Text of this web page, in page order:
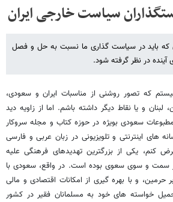
سیاست خارجی ایران
که باید در سیاست گذاری ما نسبت به حل و فصل
در نظر گرفته شود.
که تصور روشنی از مناسبات ایران و سعودی،
و یا نقاط دیگر داشته باشم. اما از زاویه دید
سعودی بویژه در حوزه کتاب و مجله سروکار
های اینترنتی و تلویزیونی در زبان عربی و فارسی
کنم، یکی از بزرگترین تهدیدهای فرهنگی علیه
سمت و سوی سعوی بوده است. در واقع، سعودی با
حرمین، و با بهره گیری از امکانات اقتصادی و مالی
خواسته های خود به مسلمانان فقیر در کشور